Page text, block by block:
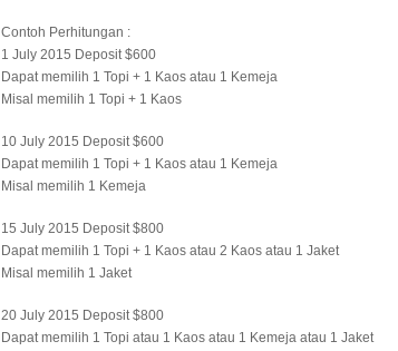
Contoh Perhitungan :
1 July 2015 Deposit $600
Dapat memilih 1 Topi + 1 Kaos atau 1 Kemeja
Misal memilih 1 Topi + 1 Kaos
10 July 2015 Deposit $600
Dapat memilih 1 Topi + 1 Kaos atau 1 Kemeja
Misal memilih 1 Kemeja
15 July 2015 Deposit $800
Dapat memilih 1 Topi + 1 Kaos atau 2 Kaos atau 1 Jaket
Misal memilih 1 Jaket
20 July 2015 Deposit $800
Dapat memilih 1 Topi atau 1 Kaos atau 1 Kemeja atau 1 Jaket